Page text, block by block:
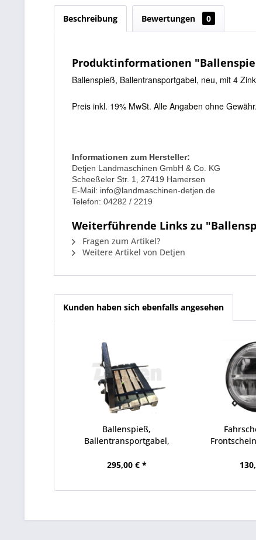
Beschreibung Bewertungen 0
Produktinformationen
Ballenspieß, Ballentransportgabel, neu, mit 4
Preis inkl. 19% MwSt. Alle Angaben ohne Gewähr.
Informationen zum Hersteller:
Detjen Landmaschinen GmbH & Co. KG
Scheeßeler Str. 1, 27419 Hamersen
E-Mail: info@landmaschinen-detjen.de
Telefon: 04282 / 2219
Weiterführende Links zu
Fragen zum Artikel?
Weitere Artikel von Detjen
Kunden haben sich ebenfalls angesehen
Ballenspieß,
Ballentransportgabel,
295,00 € *